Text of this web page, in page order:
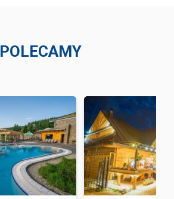
POLECAMY